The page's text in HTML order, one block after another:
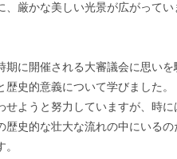
厳かな美しい光景が広がってい
に開催される大審議会に思いを
史的意義について学びました。
ようと努力していますが、時に
史的な壮大な流れの中にいるの